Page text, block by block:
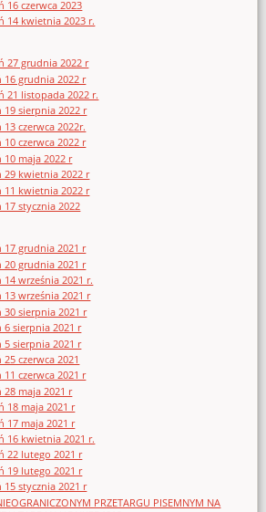
16 czerwca 2023
14 kwietnia 2023 r.
27 grudnia 2022 r
16 grudnia 2022 r
21 listopada 2022 r.
19 sierpnia 2022 r
czerwca 2022r.
czerwca 2022 r
10 maja 2022 r
29 kwietnia 2022 r
11 kwietnia 2022 r
17 stycznia 2022
17 grudnia 2021 r
20 grudnia 2021 r
września 2021 r.
13 września 2021 r
30 sierpnia 2021 r
6 sierpnia 2021 r
5 sierpnia 2021 r
czerwca 2021
czerwca 2021 r
28 maja 2021 r
18 maja 2021 r
17 maja 2021 r
16 kwietnia 2021 r.
22 lutego 2021 r
19 lutego 2021 r
15 stycznia 2021 r
PRZETARGU PISEMNYM NA